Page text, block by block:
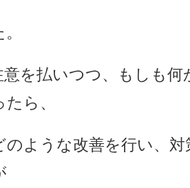
意を払いつつ、もしも何
ら、
のような改善を行い、